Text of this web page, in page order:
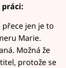
práci:
přece jen je to
Marie.
Možná že
protože se